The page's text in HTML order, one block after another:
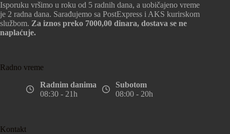
Isporuku vršimo u roku od 5 radnih dana, a uobičajeno vreme
je 2 radna dana. Sarađujemo sa PostExpress i AKS kurirskom
službom. Za iznos preko 7000,00 dinara, dostava se ne
naplaćuje.
Radno vreme
Radnim danima
08:30 - 21h
Subotom
08:00 - 20h
Kontakt